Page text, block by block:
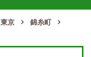
東京
錦糸町